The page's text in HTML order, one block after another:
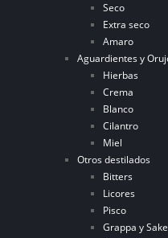
Seco
Extra seco
Amaro
Aguardientes y
Hierbas
Crema
Blanco
Cilantro
Miel
Otros destilados
Bitters
Licores
Pisco
Grappa y Sake